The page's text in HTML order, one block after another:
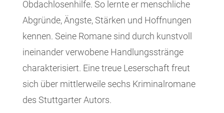
Obdachlosenhilfe. So lernte er menschliche
Abgründe, Ängste, Stärken und Hoffnungen
kennen. Seine Romane sind durch kunstvoll
ineinander verwobene Handlungsstränge
charakterisiert. Eine treue Leserschaft freut
sich über mittlerweile sechs Kriminalromane
des Stuttgarter Autors.